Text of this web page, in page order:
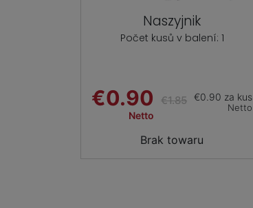
Naszyjnik
Počet kusů v balení: 1
€0.90
Netto
€1.85 €0.90 za kus
Netto
Brak towaru